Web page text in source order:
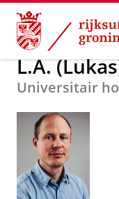
Skip
Content
Skip
Navigation
Over ons
L.A.
Universitair